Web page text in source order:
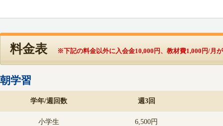
料金表 ※下記の料金以外に入会金10,000円、教材費1,000円/月
朝学習
学年/週回数 週3回
小学生 6,500円